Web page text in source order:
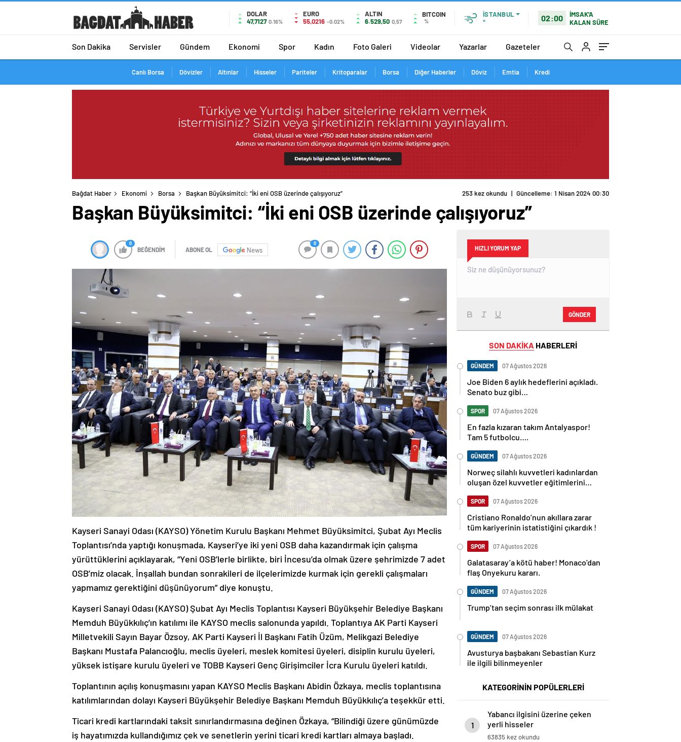
DOLAR
47,7127 0.16%
EURO
55,0216 -0.02%
ALTIN
6.529,50 0,57
BITCOIN
%
İSTANBUL
°
02:00
İMSAK'A
KALAN SÜRE
Son Dakika Servisler Gündem Ekonomi Spor Kadın Foto Galeri Videolar Yazarlar Gazeteler
Canlı Borsa Dövizler Altınlar Hisseler Pariteler Kritoparalar Borsa Diğer Haberler Döviz Emtia Kredi
Bağdat Haber Ekonomi Borsa Başkan Büyüksimitci: “İki eni OSB üzerinde çalışıyoruz” 253 kez okundu | Güncelleme: 1 Nisan 2024 00:30
Başkan Büyüksimitci: “İki eni OSB üzerinde çalışıyoruz”
0
BEĞENDİM ABONE OL News
0
Kayseri Sanayi Odası (KAYSO) Yönetim Kurulu Başkanı Mehmet Büyüksimitci, Şubat Ayı Meclis
Toplantısı’nda yaptığı konuşmada, Kayseri’ye iki yeni OSB daha kazandırmak için çalışma
yürüttüklerini açıklayarak, “Yeni OSB’lerle birlikte, biri İncesu’da olmak üzere şehrimizde 7 adet
OSB’miz olacak. İnşallah bundan sonrakileri de ilçelerimizde kurmak için gerekli çalışmaları
yapmamız gerektiğini düşünüyorum” diye konuştu.
Kayseri Sanayi Odası (KAYSO) Şubat Ayı Meclis Toplantısı Kayseri Büyükşehir Belediye Başkanı
Memduh Büyükkılıç’ın katılımı ile KAYSO meclis salonunda yapıldı. Toplantıya AK Parti Kayseri
Milletvekili Sayın Bayar Özsoy, AK Parti Kayseri İl Başkanı Fatih Üzüm, Melikgazi Belediye
Başkanı Mustafa Palancıoğlu, meclis üyeleri, meslek komitesi üyeleri, disiplin kurulu üyeleri,
yüksek istişare kurulu üyeleri ve TOBB Kayseri Genç Girişimciler İcra Kurulu üyeleri katıldı.
Toplantının açılış konuşmasını yapan KAYSO Meclis Başkanı Abidin Özkaya, meclis toplantısına
katılımlarından dolayı Kayseri Büyükşehir Belediye Başkanı Memduh Büyükkılıç’a teşekkür etti.
Ticari kredi kartlarındaki taksit sınırlandırmasına değinen Özkaya, “Bilindiği üzere günümüzde
iş hayatımızda kullandığımız çek ve senetlerin yerini ticari kredi kartları almaya başladı.
HIZLI YORUM YAP
GÖNDER
SON DAKİKA HABERLERİ
GÜNDEM 07 Ağustos 2026
Joe Biden 6 aylık hedeflerini açıkladı.
Senato buz gibi…
SPOR 07 Ağustos 2026
En fazla kızaran takım Antalyaspor!
Tam 5 futbolcu….
GÜNDEM 07 Ağustos 2026
Norweç silahlı kuvvetleri kadınlardan
oluşan özel kuvvetler eğitimlerini
SPOR 07 Ağustos 2026
Cristiano Ronaldo’nun akıllara zarar
tüm kariyerinin istatistiğini çıkardık !
SPOR 07 Ağustos 2026
Galatasaray’a kötü haber! Monaco’dan
flaş Onyekuru kararı.
GÜNDEM 07 Ağustos 2026
Trump’tan seçim sonrası ilk mülakat
GÜNDEM 07 Ağustos 2026
Avusturya başbakanı Sebastian Kurz
ile ilgili bilinmeyenler
KATEGORİNİN POPÜLERLERİ
1
Yabancı ilgisini üzerine çeken
yerli hisseler
63835 kez okundu